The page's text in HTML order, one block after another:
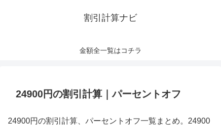
割引計算ナビ
金額全一覧はコチラ
24900円の割引計算｜パーセントオフ
24900円の割引計算、パーセントオフ一覧まとめ。24900